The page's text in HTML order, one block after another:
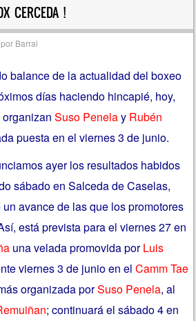
CERCEDA !
por Barral
balance de la actualidad del boxeo
días haciendo hincapié, hoy,
organizanSuso Penelay Rubén
puesta en el viernes 3 de junio.
ayer los resultados habidos
sábado en Salceda de Caselas,
avance de las que los promotores
está prevista para el viernes 27 en
una velada promovida porLuis
viernes 3 de junio en elCamm Tae
organizada porSuso Penela, al
; continuará el sábado 4 en